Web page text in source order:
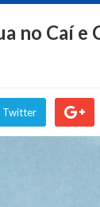
no Caí e
Twitter